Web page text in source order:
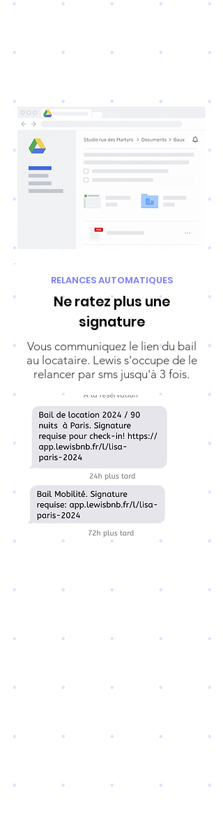
RELANCES AUTOMATIQUES
Ne ratez plus une
signature
Vous communiquez le lien du bail
au locataire. Lewis s'occupe de le
relancer par sms jusqu'à 3 fois.